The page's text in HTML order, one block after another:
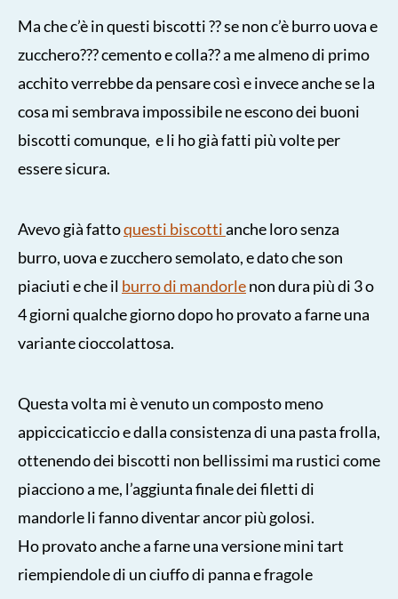
Ma che c’è in questi biscotti ?? se non c’è burro uova e
zucchero??? cemento e colla?? a me almeno di primo
acchito verrebbe da pensare così e invece anche se la
cosa mi sembrava impossibile ne escono dei buoni
biscotti comunque, e li ho già fatti più volte per
essere sicura.
Avevo già fattoquesti biscottianche loro senza
burro, uova e zucchero semolato, e dato che son
piaciuti e che il burro di mandorlenon dura più di 3 o
4 giorni qualche giorno dopo ho provato a farne una
variante cioccolattosa.
Questa volta mi è venuto un composto meno
appiccicaticcio e dalla consistenza di una pasta frolla,
ottenendo dei biscotti non bellissimi ma rustici come
piacciono a me, l’aggiunta finale dei filetti di
mandorle li fanno diventar ancor più golosi.
Ho provato anche a farne una versione mini tart
riempiendole di un ciuffo di panna e fragole